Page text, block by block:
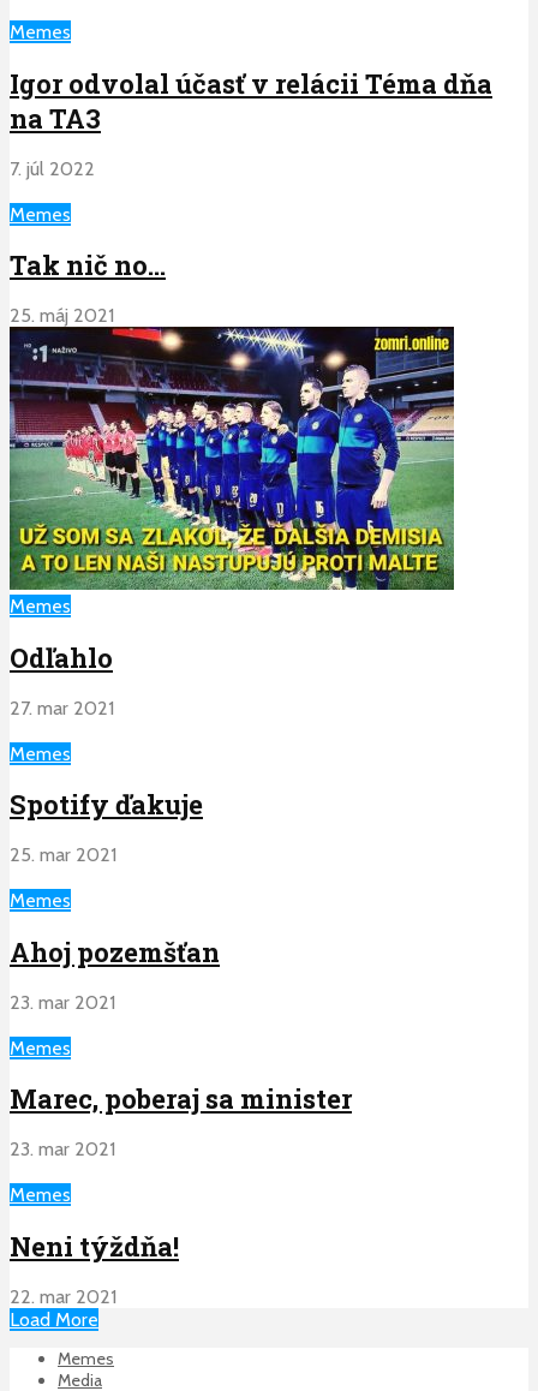
Memes
Igor odvolal účasť v relácii Téma dňa
na TA3
7. júl 2022
Memes
Tak nič no…
25. máj 2021
Memes
Odľahlo
27. mar 2021
Memes
Spotify ďakuje
25. mar 2021
Memes
Ahoj pozemšťan
23. mar 2021
Memes
Marec, poberaj sa minister
23. mar 2021
Memes
Neni týždňa!
22. mar 2021
Load More
Memes
Media